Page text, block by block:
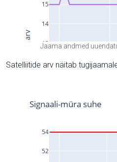
Jaama andmed
Satelliitide arv näitab